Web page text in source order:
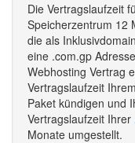
Die Vertragslaufzeit
Speicherzentrum 12
die als
eine .com.gp
Webhosting Vertrag
Vertragslaufzeit
Paket kündigen und
Vertragslaufzeit Ihrer
Monate umgestellt.